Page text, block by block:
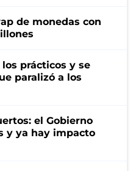
de monedas con
prácticos y se
paralizó a los
el Gobierno
y ya hay impacto